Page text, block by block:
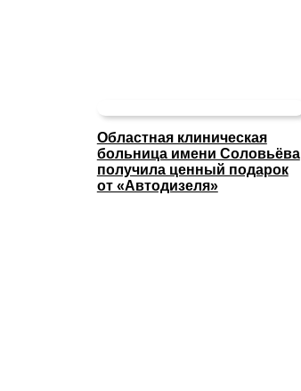
Областная клиническая
больница имени Соловьёва
получила ценный подарок
от «Автодизеля»